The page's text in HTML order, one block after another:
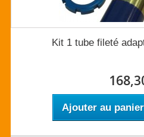
Kit 1 tube fileté
Ajouter au panier